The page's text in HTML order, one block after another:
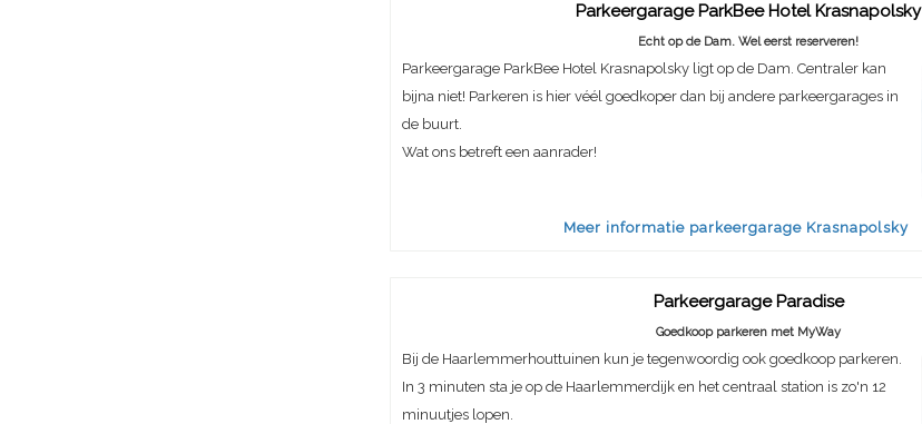
Parkeergarage ParkBee Hotel Krasnapolsky
Echt op de Dam. Wel eerst reserveren!
Parkeergarage ParkBee Hotel Krasnapolsky ligt op de Dam. Centraler kan
bijna niet! Parkeren is hier véél goedkoper dan bij andere parkeergarages in
de buurt.
Wat ons betreft een aanrader!
Meer informatie parkeergarage Krasnapolsky
Parkeergarage Paradise
Goedkoop parkeren met MyWay
Bij de Haarlemmerhouttuinen kun je tegenwoordig ook goedkoop parkeren.
In 3 minuten sta je op de Haarlemmerdijk en het centraal station is zo'n 12
minuutjes lopen.